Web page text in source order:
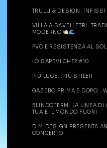
TRULLI & DESIGN: INFISSI
VILLA A SAVELLETRI:
MODERNO
PVC E RESISTENZA AL
LO SAPEVI CHE? #10
PIÙ LUCE…PIÙ STILE!!
GAZEBO PRIMA E
BLINDOTERM: LA LINEA DI
TUA E IL MONDO FUORI
D.M.DESIGN PRESENTA
CONCERTO